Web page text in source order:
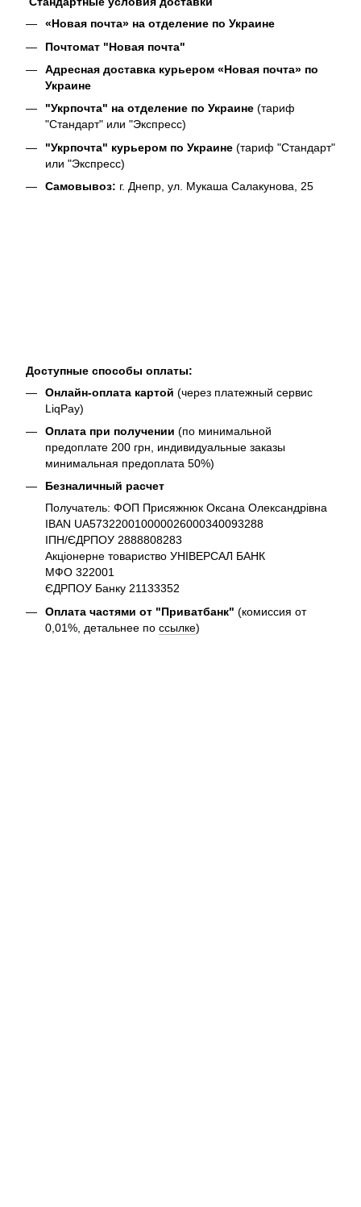
«Новая почта» на отделение по Украине
Почтомат "Новая почта"
Адресная доставка курьером «Новая почта» по
Украине
"Укрпочта" на отделение по Украине (тариф
"Стандарт" или "Экспресс)
"Укрпочта" курьером по Украине (тариф "Стандарт"
или "Экспресс)
Самовывоз: г. Днепр, ул. Мукаша Салакунова, 25
Доступные способы оплаты:
Онлайн-оплата картой (через платежный сервис
LiqPay)
Оплата при получении (по минимальной
предоплате 200 грн, индивидуальные заказы
минимальная предоплата 50%)
Безналичный расчет
Получатель: ФОП Присяжнюк Оксана Олександрівна
IBAN UA573220010000026000340093288
ІПН/ЄДРПОУ 2888808283
Акціонерне товариство УНІВЕРСАЛ БАНК
МФО 322001
ЄДРПОУ Банку 21133352
Оплата частями от "Приватбанк" (комиссия от
0,01%, детальнее по ссылке)